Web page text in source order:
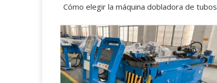
Cómo elegir la máquina dobladora de tubos